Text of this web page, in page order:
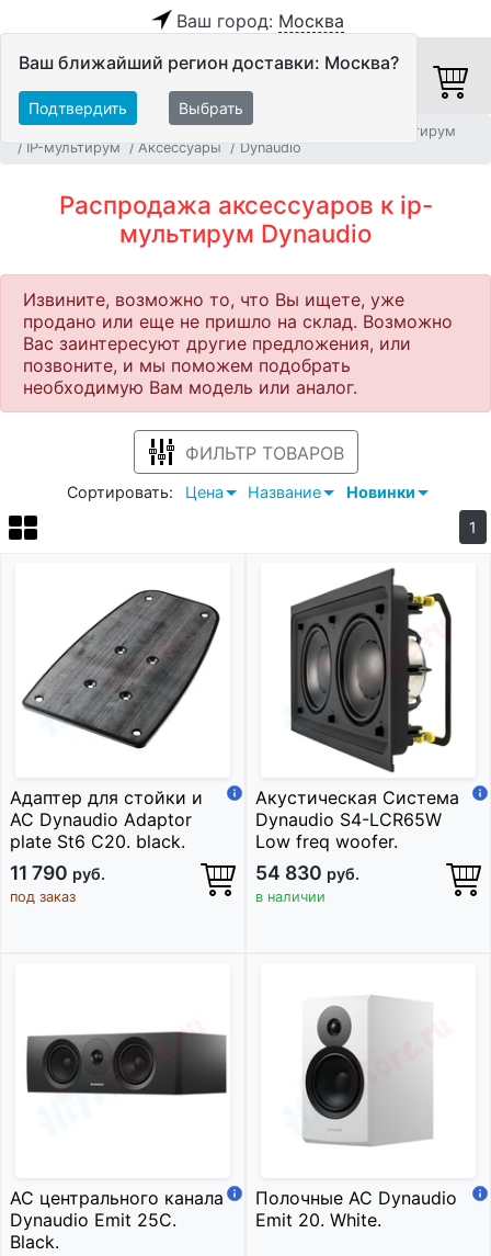
Ваш город: Москва
Ваш ближайший регион доставки: Москва?
Подтвердить Выбрать
Системы Автоматизации и Мультирум
IP-мультирум
Аксессуары Dynaudio
Распродажа аксессуаров к ip-
мультирум Dynaudio
Извините, возможно то, что Вы ищете, уже
продано или еще не пришло на склад. Возможно
Вас заинтересуют другие предложения, или
позвоните, и мы поможем подобрать
необходимую Вам модель или аналог.
ФИЛЬТР ТОВАРОВ
Сортировать: Цена Название
Новинки
1
Адаптер для стойки и
АС Dynaudio Adaptor
plate St6 C20. black.
11 790 руб.
под заказ
Акустическая Система
Dynaudio S4-LCR65W
Low freq woofer.
54 830 руб.
в наличии
АС центрального канала
Dynaudio Emit 25C.
Black.
Полочные АС Dynaudio
Emit 20. White.